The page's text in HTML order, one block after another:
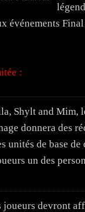
événements
:
Shylt and Mim,
donnera des
de base
un des
devront